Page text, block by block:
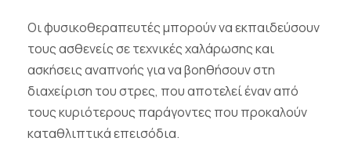
Οι φυσικοθεραπευτές μπορούν να εκπαιδεύσουν
τους ασθενείς σε τεχνικές χαλάρωσης και
ασκήσεις αναπνοής για να βοηθήσουν στη
διαχείριση του στρες, που αποτελεί έναν από
τους κυριότερους παράγοντες που προκαλούν
καταθλιπτικά επεισόδια.